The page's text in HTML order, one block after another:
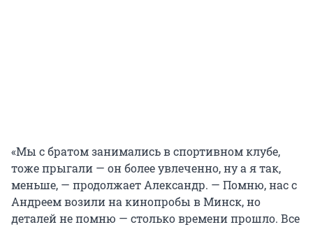
«Мы с братом занимались в спортивном клубе,
тоже прыгали — он более увлеченно, ну а я так,
меньше, — продолжает Александр. — Помню, нас с
Андреем возили на кинопробы в Минск, но
деталей не помню — столько времени прошло. Все